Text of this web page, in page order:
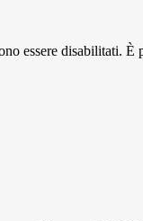
essere disabilitati.